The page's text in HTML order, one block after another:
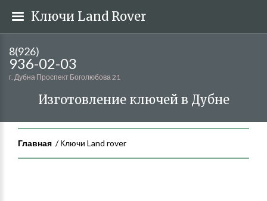
8(926)
936-02-03
г. Дубна Проспект Боголюбова 21
Изготовление ключей в Дубне
Главная Ключи Land rover
Ключи Land Rover